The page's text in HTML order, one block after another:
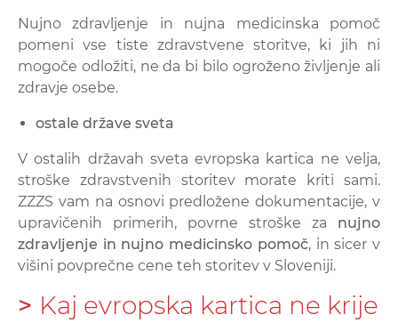
Nujno zdravljenje in nujna medicinska pomoč
pomeni vse tiste zdravstvene storitve, ki jih ni
mogoče odložiti, ne da bi bilo ogroženo življenje ali
zdravje osebe.
ostale države sveta
V ostalih državah sveta evropska kartica ne velja,
stroške zdravstvenih storitev morate kriti sami.
ZZZS vam na osnovi predložene dokumentacije, v
upravičenih primerih, povrne stroške za nujno
zdravljenje in nujno medicinsko pomoč, in sicer v
višini povprečne cene teh storitev v Sloveniji.
> Kaj evropska kartica ne krije